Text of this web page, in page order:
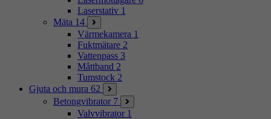
Laserstativ 1
Mäta 14
Värmekamera 1
Fuktmätare 2
Vattenpass 3
Måttband 2
Tumstock 2
Gjuta och mura 62
Betongvibrator 7
Valvvibrator 1